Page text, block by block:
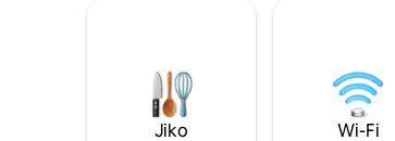
Jiko Wi-Fi